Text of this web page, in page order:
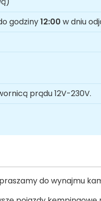
godziny12:00 w dniu
prądu 12V-230V.
do wynajmu